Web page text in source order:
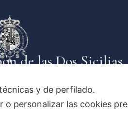
de las Dos Sicilias
y de perfilado.
o personalizar las cookies